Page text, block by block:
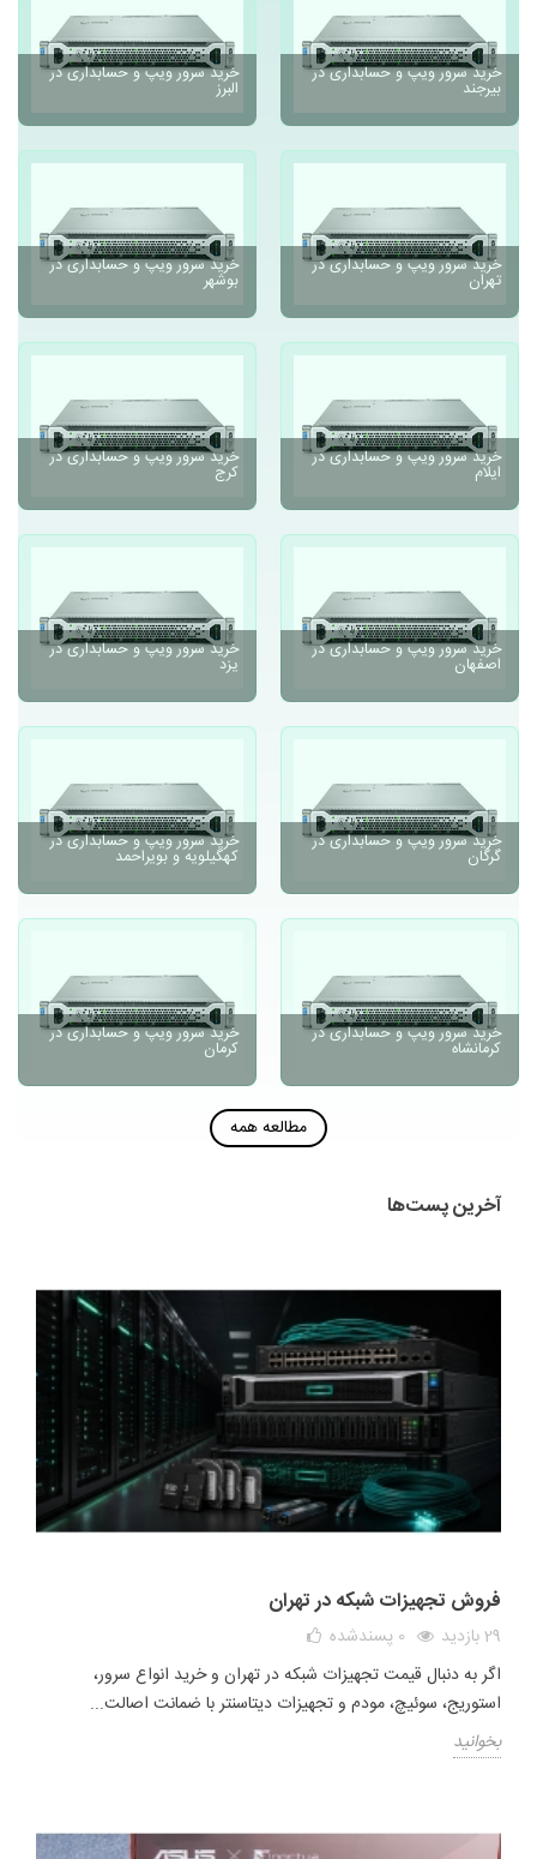
خرید سرور ویپ و حسابداری در
بیرجند
خرید سرور ویپ و حسابداری در
البرز
خرید سرور ویپ و حسابداری در
تهران
خرید سرور ویپ و حسابداری در
بوشهر
خرید سرور ویپ و حسابداری در
ایلام
خرید سرور ویپ و حسابداری در
کرج
خرید سرور ویپ و حسابداری در
اصفهان
خرید سرور ویپ و حسابداری در
یزد
خرید سرور ویپ و حسابداری در
گرگان
خرید سرور ویپ و حسابداری در
کهگیلویه و بویراحمد
خرید سرور ویپ و حسابداری در
کرمانشاه
خرید سرور ویپ و حسابداری در
کرمان
مطالعه همه
آخرین پست‌ها
فروش تجهیزات شبکه در تهران
29 بازدید 0 پسندشده
اگر به دنبال قیمت تجهیزات شبکه در تهران و خرید انواع سرور،
استوریج، سوئیچ، مودم و تجهیزات دیتاسنتر با ضمانت اصالت...
بخوانید